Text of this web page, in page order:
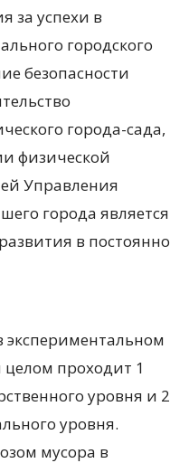
за успехи в
городского
безопасности
города-сада,
физической
Управления
города является
в постоянно
экспериментальном
проходит 1
уровня и 2
уровня.
мусора в